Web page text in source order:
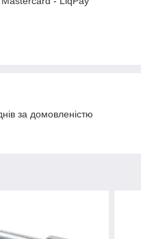
за домовленістю